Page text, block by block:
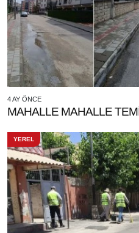
4 AY ÖNCE
MAHALLE MAHALLE
YEREL